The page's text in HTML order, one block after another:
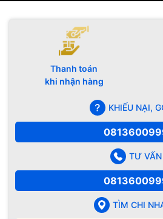
Thanh toán
khi nhận hàng
KHIẾU NẠI,
TƯ VẤN
TÌM CHI